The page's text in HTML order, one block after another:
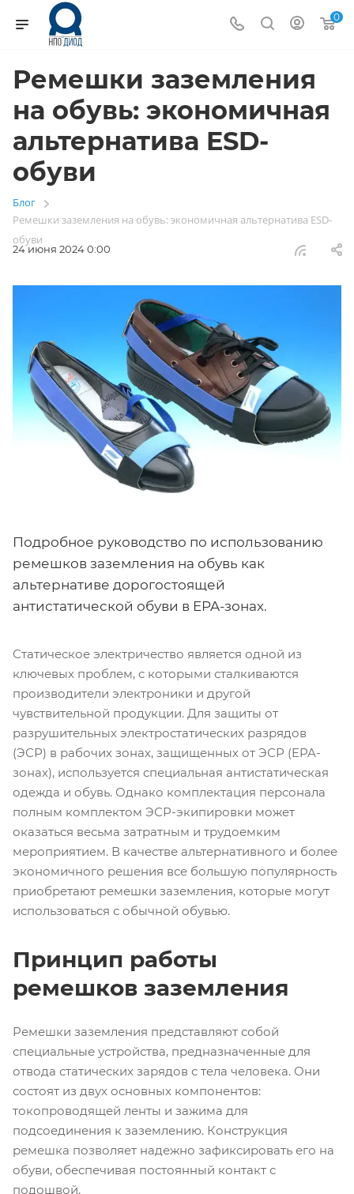
0
Ремешки заземления
на обувь: экономичная
альтернатива ESD-
обуви
Блог
Ремешки заземления на обувь: экономичная альтернатива ESD-
обуви
24 июня 2024 0:00
Подробное руководство по использованию
ремешков заземления на обувь как
альтернативе дорогостоящей
антистатической обуви в EPA-зонах.
Статическое электричество является одной из
ключевых проблем, с которыми сталкиваются
производители электроники и другой
чувствительной продукции. Для защиты от
разрушительных электростатических разрядов
(ЭСР) в рабочих зонах, защищенных от ЭСР (EPA-
зонах), используется специальная антистатическая
одежда и обувь. Однако комплектация персонала
полным комплектом ЭСР-экипировки может
оказаться весьма затратным и трудоемким
мероприятием. В качестве альтернативного и более
экономичного решения все большую популярность
приобретают ремешки заземления, которые могут
использоваться с обычной обувью.
Принцип работы
ремешков заземления
Ремешки заземления представляют собой
специальные устройства, предназначенные для
отвода статических зарядов с тела человека. Они
состоят из двух основных компонентов:
токопроводящей ленты и зажима для
подсоединения к заземлению. Конструкция
ремешка позволяет надежно зафиксировать его на
обуви, обеспечивая постоянный контакт с
подошвой.